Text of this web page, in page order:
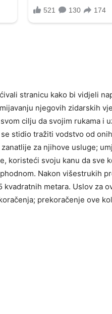
stranicu kako bi vidjeli
njegovih zidarskih
cilju da svojim rukama i
stidio tražiti vodstvo od
za njihove usluge;
koristeći svoju kanu da sve
Nakon višestrukih
kvadratnih metara. Uslov za
prekoračenje ove